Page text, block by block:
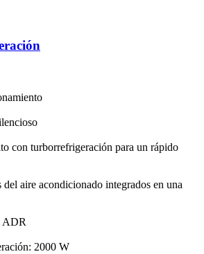
con turborrefrigeración para un rápido
del aire acondicionado integrados en una
ADR
2000 W